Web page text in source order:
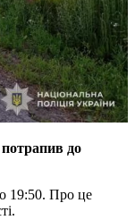
до
19:50. Про це